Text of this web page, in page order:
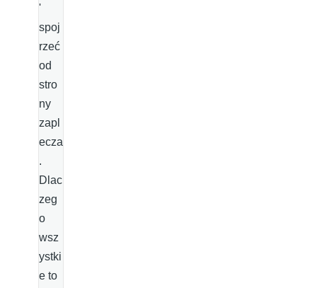
'
spoj
rzeć
od
stro
ny
zapl
ecza
.
Dlac
zeg
o
wsz
ystki
e to